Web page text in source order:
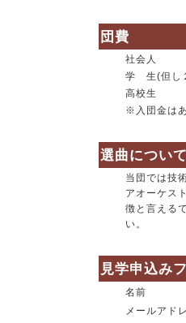
団費
社会人
学 生(但し
高校生
※入団金は
選曲につい
当団では技
アオーケス
徴と言える
い。
見学申込み
名前
メールアド